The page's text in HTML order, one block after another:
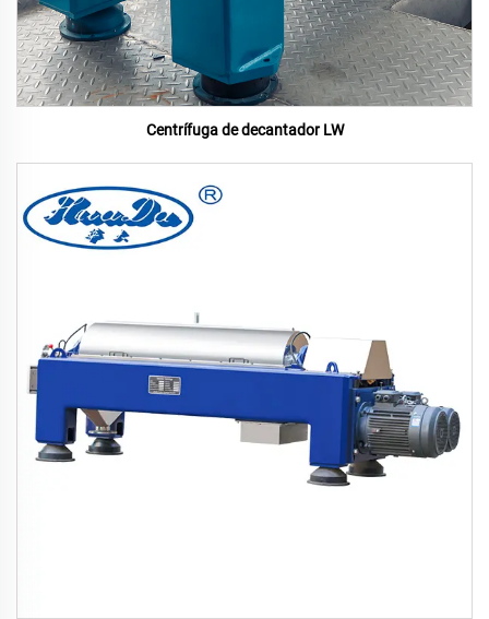
Centrífuga de decantador LW